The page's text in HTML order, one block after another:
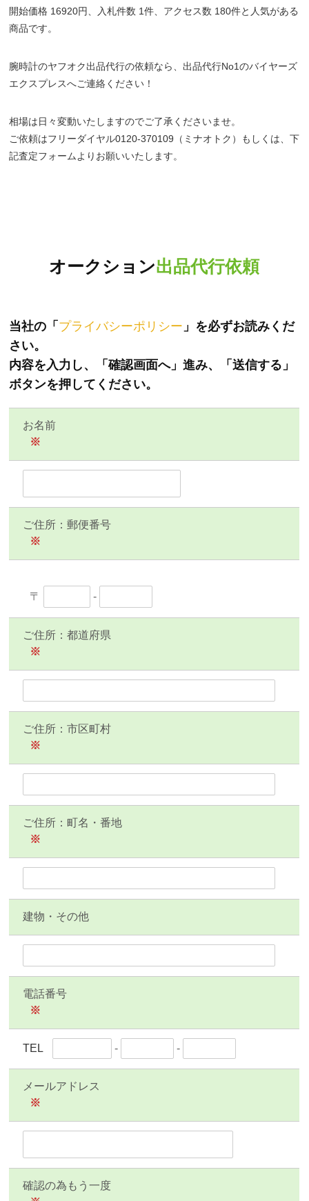
開始価格 16920円、入札件数 1件、アクセス数 180件と人気がある
商品です。
腕時計のヤフオク出品代行の依頼なら、出品代行No1のバイヤーズ
エクスプレスへご連絡ください！
相場は日々変動いたしますのでご了承くださいませ。
ご依頼はフリーダイヤル0120-370109（ミナオトク）もしくは、下
記査定フォームよりお願いいたします。
オークション出品代行依頼
当社の「 プライバシーポリシー 」を必ずお読みくだ
さい。
内容を入力し、「確認画面へ」進み、「送信する」
ボタンを押してください。
お名前
※
ご住所：郵便番号
※
〒 -
ご住所：都道府県
※
ご住所：市区町村
※
ご住所：町名・番地
※
建物・その他
電話番号
※
TEL - -
メールアドレス
※
確認の為もう一度